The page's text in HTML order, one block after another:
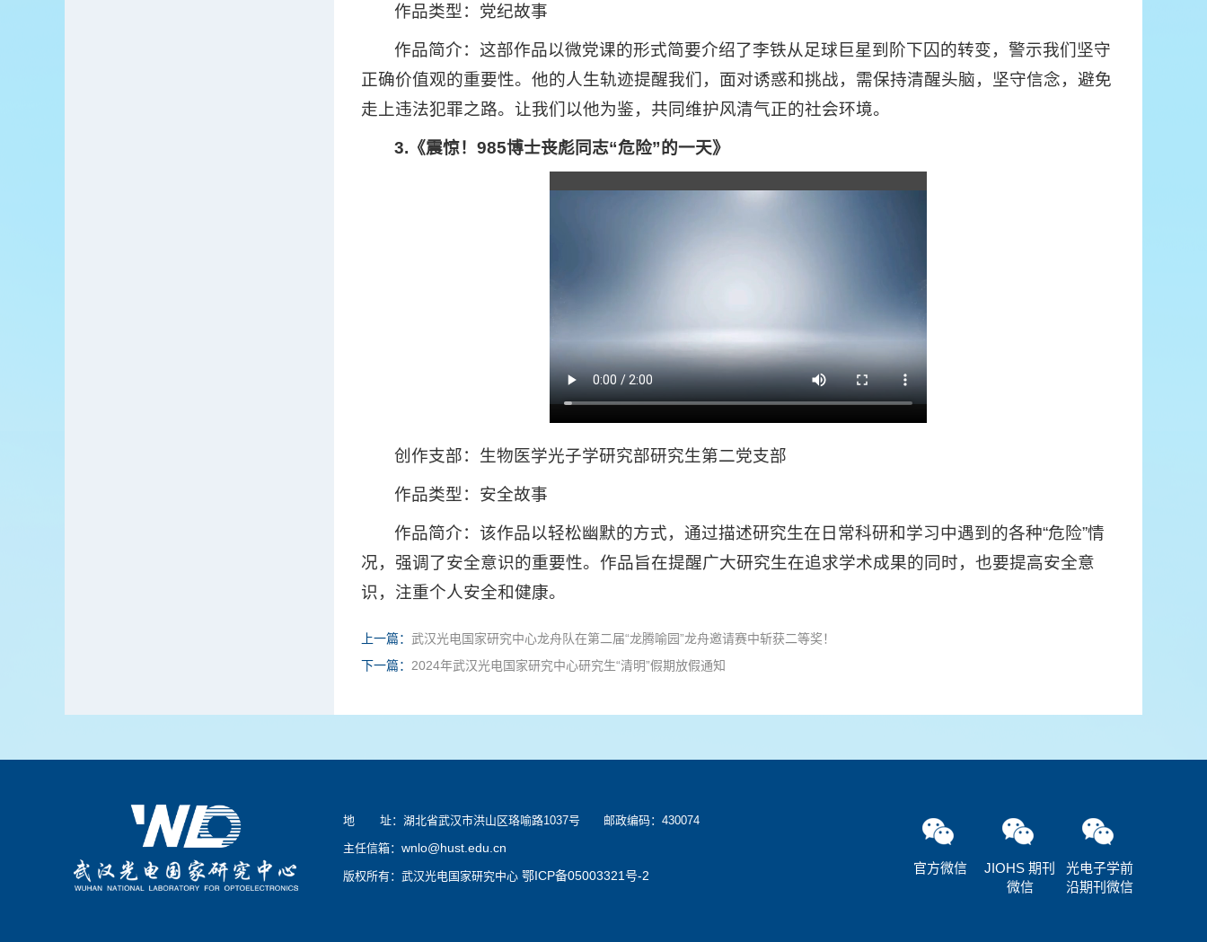
作品类型：党纪故事
作品简介：这部作品以微党课的形式简要介绍了李铁从足球巨星到阶下囚的转变，警示我们坚守
正确价值观的重要性。他的人生轨迹提醒我们，面对诱惑和挑战，需保持清醒头脑，坚守信念，避免
走上违法犯罪之路。让我们以他为鉴，共同维护风清气正的社会环境。
3.《震惊！985博士丧彪同志“危险”的一天》
创作支部：生物医学光子学研究部研究生第二党支部
作品类型：安全故事
作品简介：该作品以轻松幽默的方式，通过描述研究生在日常科研和学习中遇到的各种“危险”情
况，强调了安全意识的重要性。作品旨在提醒广大研究生在追求学术成果的同时，也要提高安全意
识，注重个人安全和健康。
上一篇： 武汉光电国家研究中心龙舟队在第二届“龙腾喻园”龙舟邀请赛中斩获二等奖！
下一篇： 2024年武汉光电国家研究中心研究生“清明”假期放假通知
地 址：湖北省武汉市洪山区珞喻路1037号 邮政编码：430074
主任信箱： wnlo@hust.edu.cn
版权所有：武汉光电国家研究中心 鄂ICP备05003321号-2 官方微信
JIOHS 期刊
微信
光电子学前
沿期刊微信